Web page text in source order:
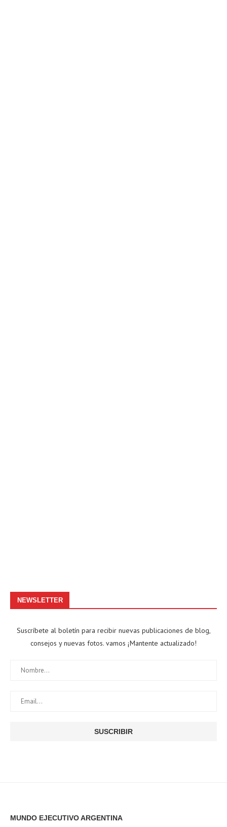
NEWSLETTER
Suscríbete al boletín para recibir nuevas publicaciones de blog,
consejos y nuevas fotos. vamos ¡Mantente actualizado!
MUNDO EJECUTIVO ARGENTINA